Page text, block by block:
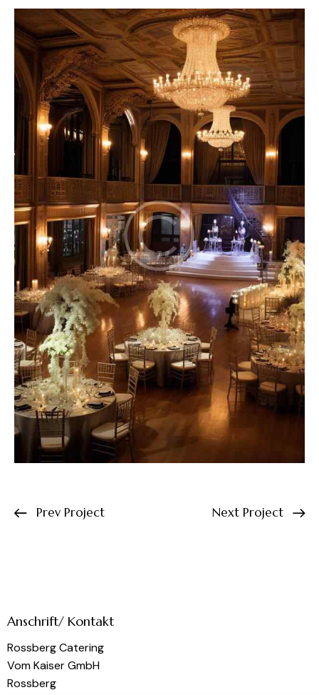
Prev Project Next Project
Anschrift/ Kontakt
Rossberg Catering
Vom Kaiser GmbH
Rossberg